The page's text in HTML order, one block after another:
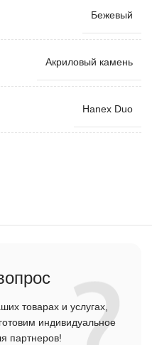
Бежевый
Акриловый камень
Hanex Duo
товарах и услугах,
индивидуальное
партнеров!